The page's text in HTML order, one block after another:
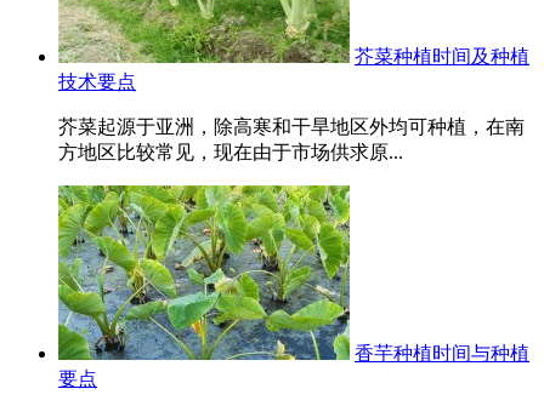
芥菜种植时间及种植
技术要点
芥菜起源于亚洲，除高寒和干旱地区外均可种植，在南
方地区比较常见，现在由于市场供求原...
香芋种植时间与种植
要点